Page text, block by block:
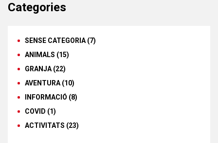
Categories
SENSE CATEGORIA (7)
ANIMALS (15)
GRANJA (22)
AVENTURA (10)
INFORMACIÓ (8)
COVID (1)
ACTIVITATS (23)